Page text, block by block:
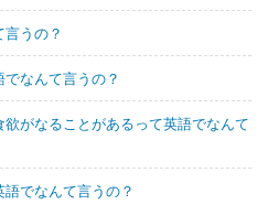
うの？
なんて言うの？
がなることがあるって英語でなんて
でなんて言うの？